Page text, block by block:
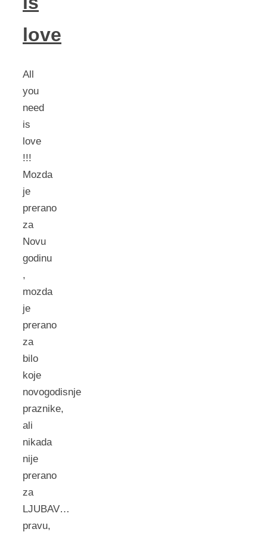
love
All
you
need
is
love
!!!
Mozda
je
prerano
za
Novu
godinu
,
mozda
je
prerano
za
bilo
koje
novogodisnje
praznike,
ali
nikada
nije
prerano
za
LJUBAV…
pravu,